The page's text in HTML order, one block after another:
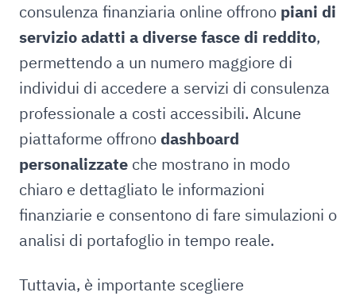
consulenza finanziaria online offrono piani di
servizio adatti a diverse fasce di reddito,
permettendo a un numero maggiore di
individui di accedere a servizi di consulenza
professionale a costi accessibili. Alcune
piattaforme offrono dashboard
personalizzate che mostrano in modo
chiaro e dettagliato le informazioni
finanziarie e consentono di fare simulazioni o
analisi di portafoglio in tempo reale.
Tuttavia, è importante scegliere